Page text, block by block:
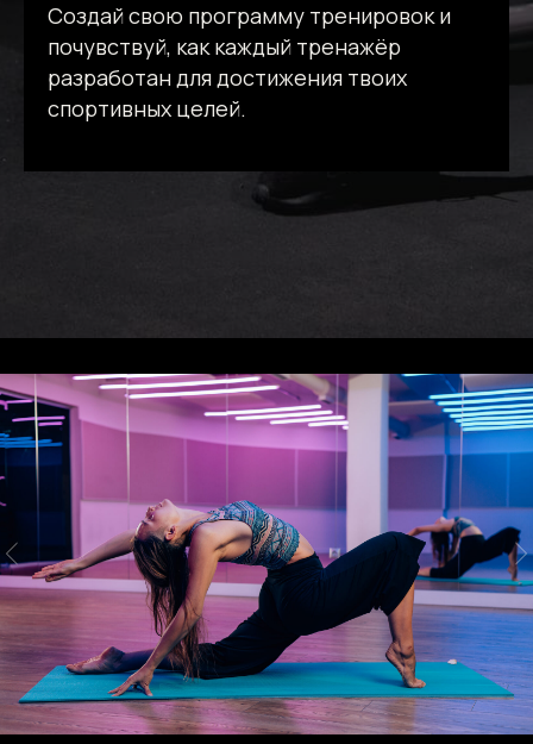
Создай свою программу тренировок и
почувствуй, как каждый тренажёр
разработан для достижения твоих
спортивных целей.